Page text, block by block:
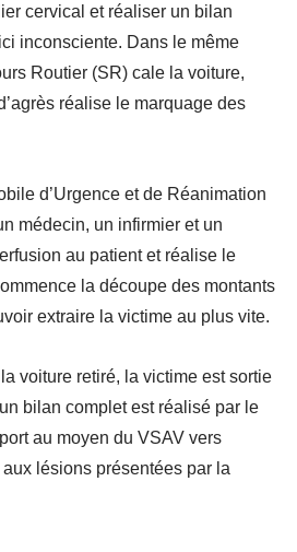
cervical et réaliser un bilan
inconsciente. Dans le même
Routier (SR) cale la voiture,
réalise le marquage des
d’Urgence et de Réanimation
médecin, un infirmier et un
au patient et réalise le
la découpe des montants
extraire la victime au plus vite.
voiture retiré, la victime est sortie
bilan complet est réalisé par le
au moyen du VSAV vers
aux lésions présentées par la